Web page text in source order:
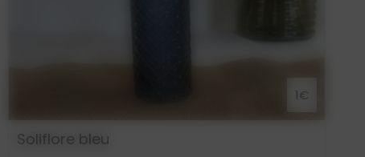
1€
Soliflore bleu